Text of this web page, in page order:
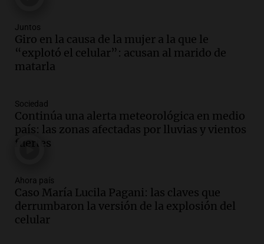
Audio.
la ley de Propiedad Privada debatida en
el Senado.
Viva la Radio Rosario
por la Ley de Tierras: "Construyeron un
relato mentiroso"
Informados al regreso
Episodios
gran expo, con concurso de panificados
y actividades destacadas
Panorama Federal
Episodios
Juntos
Giro en la causa de la mujer a la que le
“explotó el celular”: acusan al marido de
matarla
Sociedad
Continúa una alerta meteorológica en medio
país: las zonas afectadas por lluvias y vientos
fuertes
Ahora país
Caso María Lucila Pagani: las claves que
derrumbaron la versión de la explosión del
celular